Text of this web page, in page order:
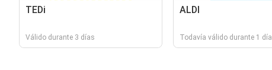
TEDi
Válido durante 3 días
ALDI
Todavía válido durante 1 día